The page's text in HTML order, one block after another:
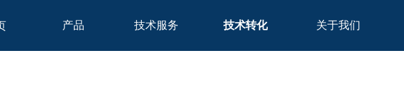
产品 技术服务 技术转化 关于我们